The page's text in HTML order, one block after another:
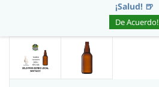
¡Salud! 🍺
De Acuerdo!